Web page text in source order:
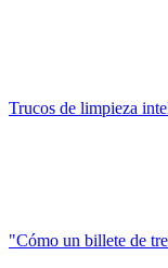
Trucos de limpieza
"Cómo un billete de